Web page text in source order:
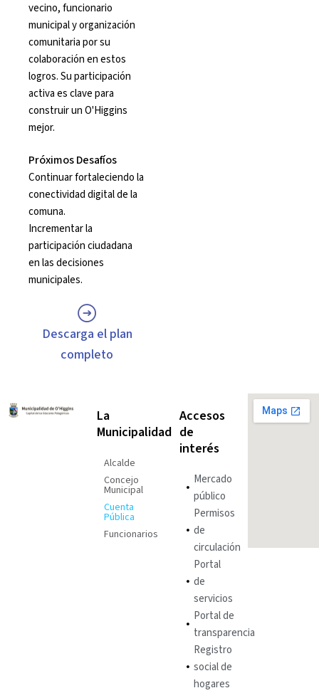
vecino, funcionario
municipal y organización
comunitaria por su
colaboración en estos
logros. Su participación
activa es clave para
construir un O'Higgins
mejor.
Próximos Desafíos
Continuar fortaleciendo la
conectividad digital de la
comuna.
Incrementar la
participación ciudadana
en las decisiones
municipales.
Descarga el plan
completo
La
Municipalidad
Alcalde
Concejo
Municipal
Cuenta
Pública
Funcionarios
Accesos
de
interés
Mercado
público
Permisos
de
circulación
Portal
de
servicios
Portal de
transparencia
Registro
social de
hogares